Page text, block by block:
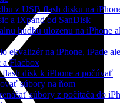
z USB flash disku na
a iXpand od SanDisk
hudbu ulozenu na iPhone
ekvalizér na iPhone, iPade
a Flacbox
disk k iPhone a počúvať
súbory na ňom
súbory z počítača do